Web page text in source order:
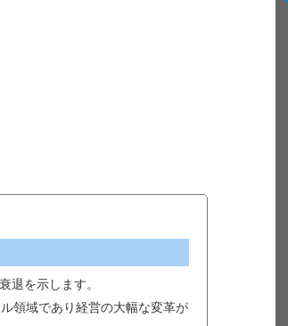
退を示します。
領域であり経営の大幅な変革が